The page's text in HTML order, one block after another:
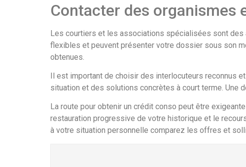
Contacter des organismes
Les courtiers et les associations spécialisées sont
flexibles et peuvent présenter votre dossier sous son
obtenues.
Il est important de choisir des interlocuteurs reconnus
situation et des solutions concrètes à court terme. Une
La route pour obtenir un crédit conso peut être
restauration progressive de votre historique et le
à votre situation personnelle comparez les offres et